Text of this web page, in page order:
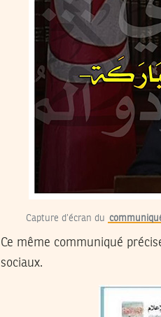
Capture d’écran du
Ce même communiqué
sociaux.